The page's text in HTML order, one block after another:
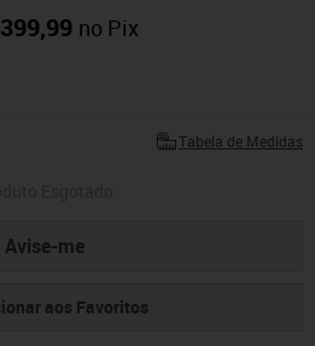
no Pix
Tabela de Medidas
Avise-me
aos Favoritos